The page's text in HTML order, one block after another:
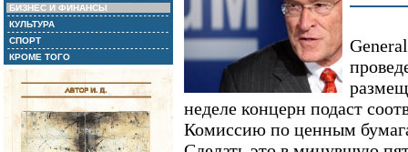
БИЗНЕС И ФИНАНСЫ
КУЛЬТУРА
СПОРТ
КРОМЕ ТОГО
неделе концерн подаст
Комиссию по ценным